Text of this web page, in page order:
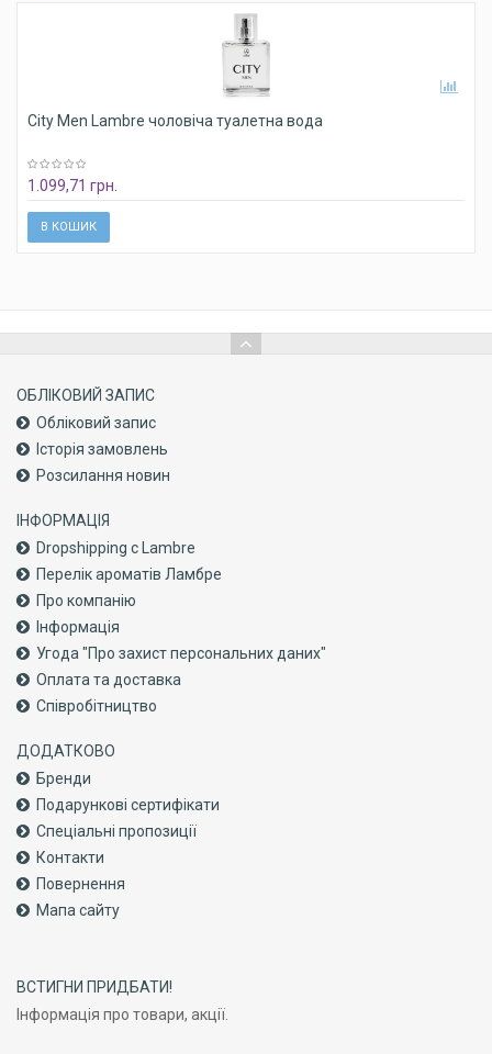
City Men Lambre чоловіча туалетна вода
1.099,71 грн.
В КОШИК
ОБЛІКОВИЙ ЗАПИС
Обліковий запис
Історія замовлень
Розсилання новин
ІНФОРМАЦІЯ
Dropshipping с Lambre
Перелік ароматів Ламбре
Про компанiю
Інформація
Угода "Про захист персональних даних"
Оплата та доставка
Співробітництво
ДОДАТКОВО
Бренди
Подарункові сертифікати
Спеціальні пропозиції
Контакти
Повернення
Мапа сайту
ВСТИГНИ ПРИДБАТИ!
Інформація про товари, акції.